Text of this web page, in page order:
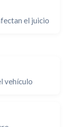
el juicio
vehículo